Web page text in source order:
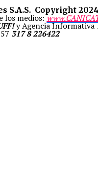
S.A.S. Copyright
los medios:
y Agencia Informativa
317 8 226422